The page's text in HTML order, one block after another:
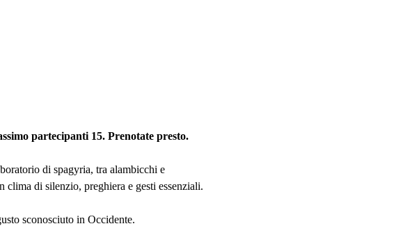
partecipanti 15. Prenotate presto.
di spagyria, tra alambicchi e
clima di silenzio, preghiera e gesti essenziali.
sconosciuto in Occidente.